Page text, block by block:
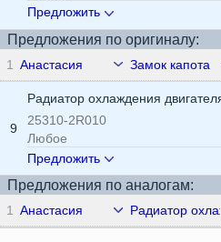
Предложить
Предложения по оригиналу:
1 Анастасия Замок капота
9
Радиатор охлаждения
25310-2R010
Любое
Предложить
Предложения по аналогам:
1 Анастасия Радиатор